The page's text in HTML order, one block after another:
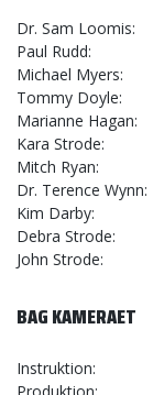
Dr. Sam Loomis
Paul Rudd
Michael Myers
Tommy Doyle
Marianne Hagan
Kara Strode
Mitch Ryan
Dr. Terence Wynn
Kim Darby
Debra Strode
John Strode
BAG KAMERAET
Instruktion